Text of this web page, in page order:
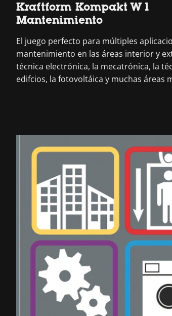
Kraftform Kompakt W 1
Mantenimiento
El juego perfecto para múltiples
mantenimiento en las áreas interior y
técnica electrónica, la mecatrónica, la
edifcios, la fotovoltáica y muchas áreas